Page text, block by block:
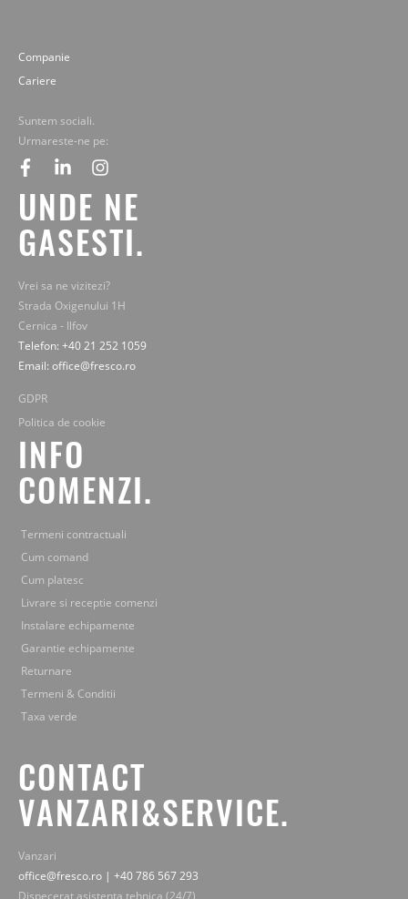
Companie
Cariere
Suntem sociali.
Urmareste-ne pe:
facebook
linkedininstagram
UNDE NE
GASESTI.
Vrei sa ne vizitezi?
Strada Oxigenului 1H
Cernica - Ilfov
Telefon: +40 21 252 1059
Email: office@fresco.ro
GDPR
Politica de cookie
INFO
COMENZI.
Termeni contractuali
Cum comand
Cum platesc
Livrare si receptie comenzi
Instalare echipamente
Garantie echipamente
Returnare
Termeni & Conditii
Taxa verde
CONTACT
VANZARI&SERVICE.
Vanzari
office@fresco.ro | +40 786 567 293
Dispecerat asistenta tehnica (24/7)